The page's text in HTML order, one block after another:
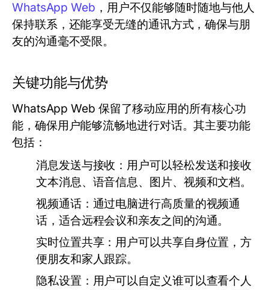
WhatsApp Web ，用户不仅能够随时随地与他人
保持联系，还能享受无缝的通讯方式，确保与朋
友的沟通毫不受限。
关键功能与优势
WhatsApp Web 保留了移动应用的所有核心功
能，确保用户能够流畅地进行对话。其主要功能
包括：
消息发送与接收： 用户可以轻松发送和接收
文本消息、语音信息、图片、视频和文档。
视频通话： 通过电脑进行高质量的视频通
话，适合远程会议和亲友之间的沟通。
实时位置共享： 用户可以共享自身位置，方
便朋友和家人跟踪。
隐私设置： 用户可以自定义谁可以查看个人